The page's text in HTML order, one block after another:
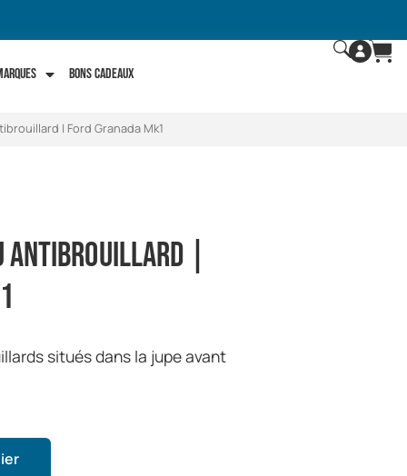
Bons Cadeaux
| Ford Granada Mk1
antibrouillard |
situés dans la jupe avant